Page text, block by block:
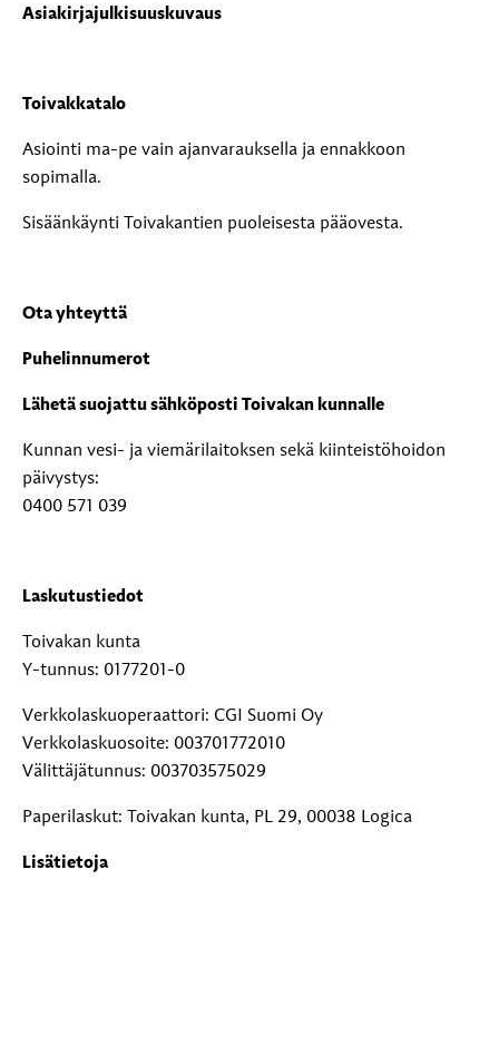
Asiakirjajulkisuuskuvaus
Toivakkatalo
Asiointi ma-pe vain ajanvarauksella ja ennakkoon
sopimalla.
Sisäänkäynti Toivakantien puoleisesta pääovesta.
Ota yhteyttä
Puhelinnumerot
Lähetä suojattu sähköposti Toivakan kunnalle
Kunnan vesi- ja viemärilaitoksen sekä kiinteistöhoidon
päivystys:
0400 571 039
Laskutustiedot
Toivakan kunta
Y-tunnus: 0177201-0
Verkkolaskuoperaattori: CGI Suomi Oy
Verkkolaskuosoite: 003701772010
Välittäjätunnus: 003703575029
Paperilaskut: Toivakan kunta, PL 29, 00038 Logica
Lisätietoja